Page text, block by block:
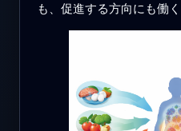
も、促進する方向にも働